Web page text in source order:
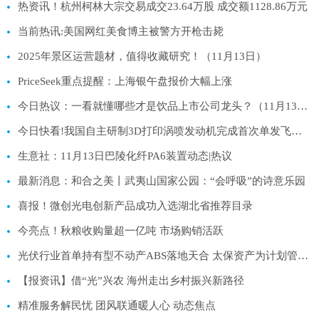
热资讯！杭州柯林大宗交易成交23.64万股 成交额1128.86万元
当前热讯:美国网红美食博主被警方开枪击毙
2025年景区运营题材，值得收藏研究！（11月13日）
PriceSeek重点提醒：上海银午盘报价大幅上涨
今日热议：一看就懂哪些才是饮品上市公司龙头？（11月13日）
今日快看!我国自主研制3D打印涡喷发动机完成首次单发飞行试验
生意社：11月13日巴陵化纤PA6装置动态|热议
最新消息：和合之美丨武夷山国家公园：“会呼吸”的诗意乐园
喜报！微创光电创新产品成功入选湖北省推荐目录
今亮点！秋粮收购量超一亿吨 市场购销活跃
光伏行业首单持有型不动产ABS落地天合 太保资产为计划管理人_看点
【报资讯】借“光”兴农 海州走出乡村振兴新路径
精准服务解民忧 团风联通暖人心 动态焦点